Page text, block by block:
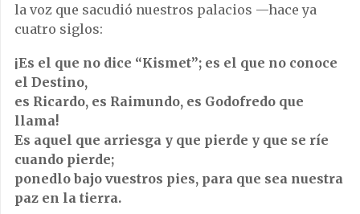
la voz que sacudió nuestros palacios —hace ya
cuatro siglos:
¡Es el que no dice “Kismet”; es el que no conoce
el Destino,
es Ricardo, es Raimundo, es Godofredo que
llama!
Es aquel que arriesga y que pierde y que se ríe
cuando pierde;
ponedlo bajo vuestros pies, para que sea nuestra
paz en la tierra.